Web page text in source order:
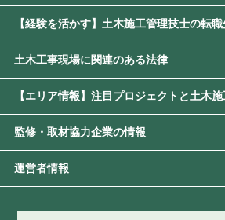
【経験を活かす】土木施工管理技士の転職
土木工事現場に関連のある法律
【エリア情報】注目プロジェクトと土木
監修・取材協力企業の情報
運営者情報